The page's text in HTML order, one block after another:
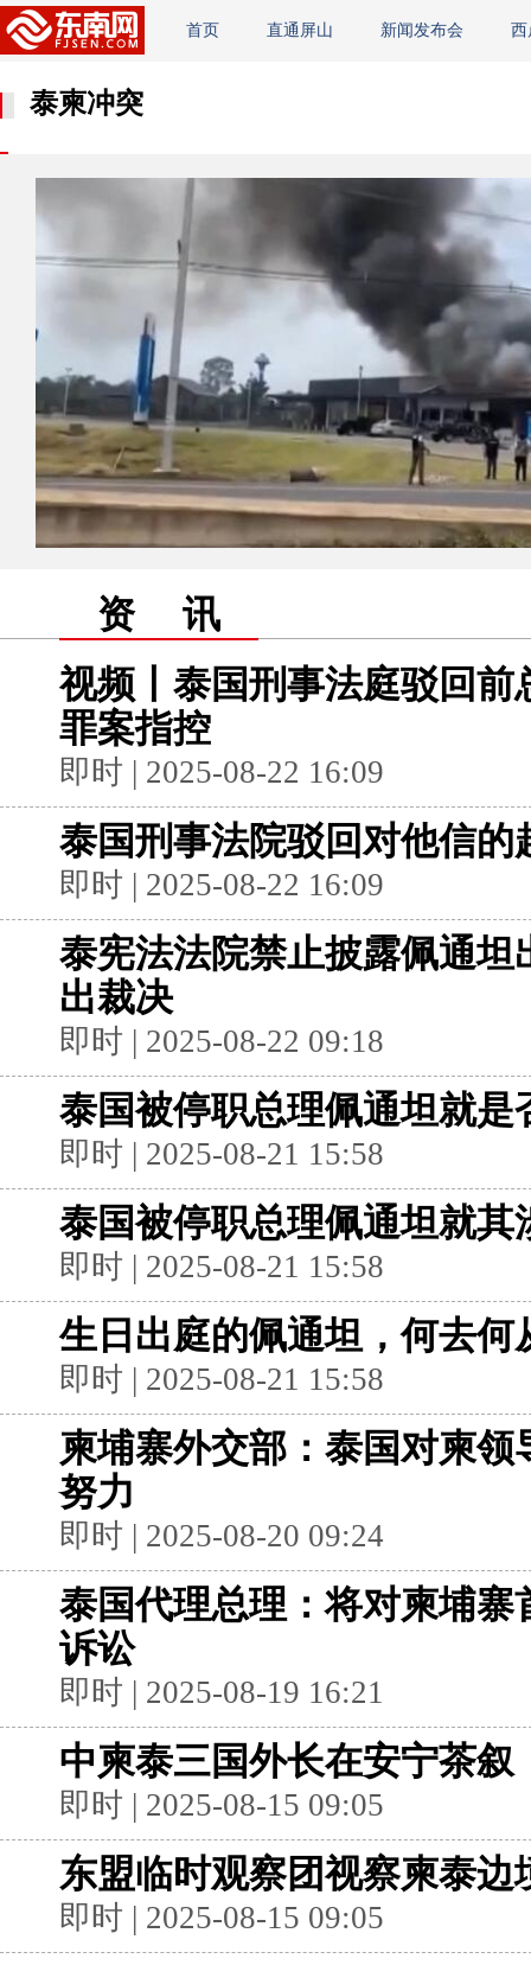
首页 直通屏山 新闻发布会 西
泰柬冲突
资 讯
视频丨泰国刑事法庭驳回前
罪案指控
即时 | 2025-08-22 16:09
泰国刑事法院驳回对他信的
即时 | 2025-08-22 16:09
泰宪法法院禁止披露佩通坦
出裁决
即时 | 2025-08-22 09:18
泰国被停职总理佩通坦就是
即时 | 2025-08-21 15:58
泰国被停职总理佩通坦就其
即时 | 2025-08-21 15:58
生日出庭的佩通坦，何去何
即时 | 2025-08-21 15:58
柬埔寨外交部：泰国对柬
努力
即时 | 2025-08-20 09:24
泰国代理总理：将对柬埔寨
诉讼
即时 | 2025-08-19 16:21
中柬泰三国外长在安宁茶叙
即时 | 2025-08-15 09:05
东盟临时观察团视察柬泰边
即时 | 2025-08-15 09:05